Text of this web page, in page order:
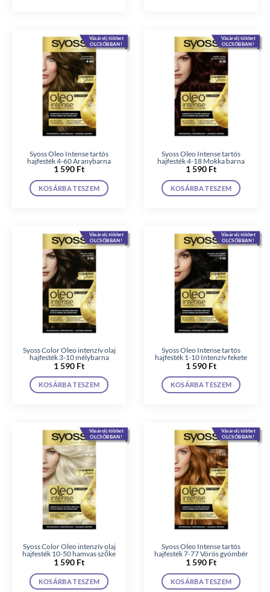
Vásárolj többet
OLCSÓBBAN!
Syoss Oleo Intense tartós
hajfesték 4-60 Aranybarna
1 590 Ft
KOSÁRBA TESZEM
Vásárolj többet
OLCSÓBBAN!
Syoss Oleo Intense tartós
hajfesték 4-18 Mokka barna
1 590 Ft
KOSÁRBA TESZEM
Vásárolj többet
OLCSÓBBAN!
Syoss Color Oleo intenzív olaj
hajfesték 3-10 mélybarna
1 590 Ft
KOSÁRBA TESZEM
Vásárolj többet
OLCSÓBBAN!
Syoss Oleo Intense tartós
hajfesték 1-10 Intenzív fekete
1 590 Ft
KOSÁRBA TESZEM
Vásárolj többet
OLCSÓBBAN!
Syoss Color Oleo intenzív olaj
hajfesték 10-50 hamvas szőke
1 590 Ft
KOSÁRBA TESZEM
Vásárolj többet
OLCSÓBBAN!
Syoss Oleo Intense tartós
hajfesték 7-77 Vörös gyömbér
1 590 Ft
KOSÁRBA TESZEM